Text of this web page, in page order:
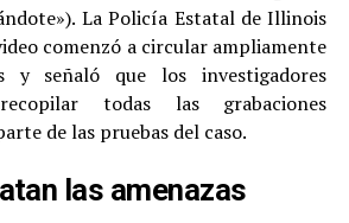
La Policía Estatal de Illinois
comenzó a circular ampliamente
y señaló que los investigadores
todas las grabaciones
de las pruebas del caso.
las amenazas